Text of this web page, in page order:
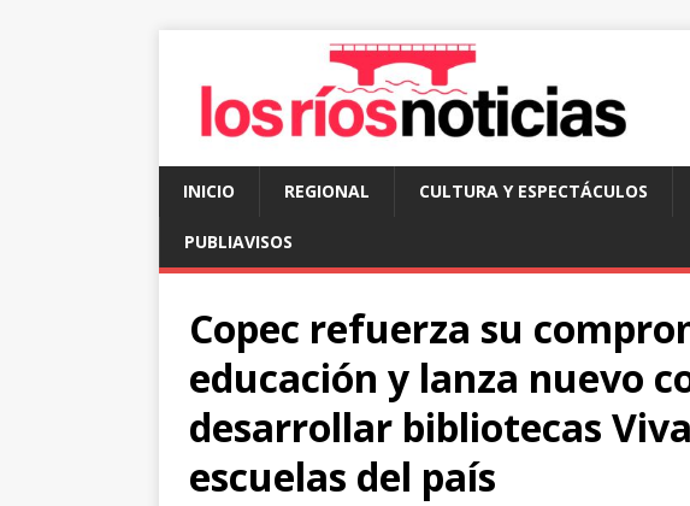
INICIO REGIONAL CULTURA Y ESPECTÁCULOS
PUBLIAVISOS
Copec refuerza su
educación y lanza nuevo
desarrollar bibliotecas
escuelas del país